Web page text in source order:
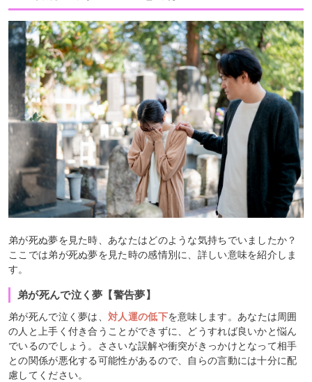
弟が死ぬ夢を見た時、あなたはどのような気持ちでいましたか？
ここでは弟が死ぬ夢を見た時の感情別に、詳しい意味を紹介しま
す。
弟が死んで泣く夢【警告夢】
弟が死んで泣く夢は、対人運の低下を意味します。あなたは周囲
の人と上手く付き合うことができずに、どうすれば良いかと悩ん
でいるのでしょう。ささいな誤解や衝突がきっかけとなって相手
との関係が悪化する可能性があるので、自らの言動には十分に配
慮してください。